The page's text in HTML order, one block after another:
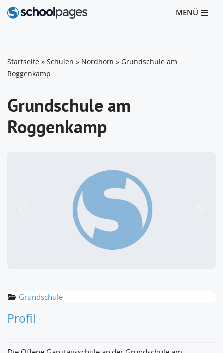
MENÜ
Startseite » Schulen » Nordhorn » Grundschule am
Roggenkamp
Grundschule am
Roggenkamp
Grundschule
Profil